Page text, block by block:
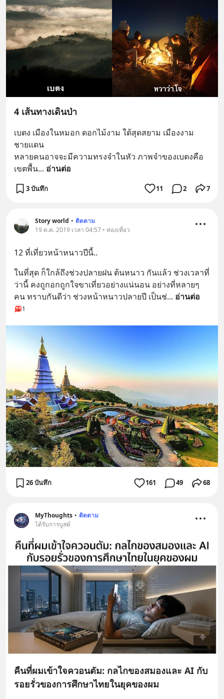
4 เส้นทางเดินป่า
เบตง เมืองในหมอก ดอกไม้งาม ใต้สุดสยาม เมืองงาม
ชายแดน
หลายคนอาจจะมีความทรงจำในหัว ภาพจำของเบตงคือ
เขตพื้น... อ่านต่อ
3 บันทึก 11 2 7
Story​ world • ติดตาม
19 ต.ค. 2019 เวลา 04:57 • ท่องเที่ยว
12 ที่เที่ยวหน้าหนาวปีนี้..
ในที่สุด ก็ใกล้ถึงช่วงปลายฝน ต้นหนาว กันแล้ว ช่วงเวลาที่
ว่านี้ คงถูกอกถูกใจขาเที่ยวอย่างแน่นอน อย่างที่หลายๆ
คน ทราบกันดีว่า ช่วงหน้าหนาวปลายปี เป็นช่... อ่านต่อ
1
26 บันทึก 161 49 68
MyThoughts • ติดตาม
ได้รับการบูสต์
คืนที่ผมเข้าใจควอนตัม: กลไกของสมองและ AI กับ
รอยรั่วของการศึกษาไทยในยุคของผม